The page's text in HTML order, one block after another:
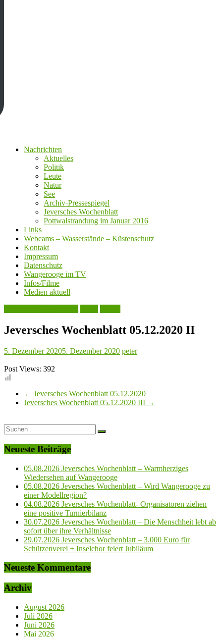
Nachrichten
Aktuelles
Politik
Leute
Natur
See
Archiv-Pressespiegel
Jeversches Wochenblatt
Pottwalstrandung im Januar 2016
Links
Webcams – Wasserstände – Küstenschutz
Kontakt
Impressum
Datenschutz
Wangerooge im TV
Infos/Filme
Medien aktuell
Jeversches Wochenblatt 05.12.2020 II
5. Dezember 20205. Dezember 2020 peter
Post Views: 392
← Jeversches Wochenblatt 05.12.2020
Jeversches Wochenblatt 05.12.2020 III →
Neueste Beiträge
05.08.2026 Jeversches Wochenblatt – Warmherziges
Wiedersehen auf Wangerooge
05.08.2026 Jeversches Wochenblatt – Wird Wangerooge zu
einer Modellregion?
04.08.2026 Jeversches Wochenblatt- Organisatoren ziehen
eine positive Turnierbilanz
30.07.2026 Jeversches Wochenblatt – Die Menschheit lebt ab
sofort über ihre Verhältnisse
29.07.2026 Jeversches Wochenblatt – 3.000 Euro für
Schützenverei + Inselchor feiert Jubiläum
Neueste Kommentare
Archiv
August 2026
Juli 2026
Juni 2026
Mai 2026